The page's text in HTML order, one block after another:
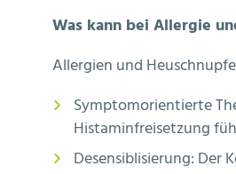
Was kann bei Allergie
Allergien und
Symptomorientierte
Histaminfreisetzung
Desensiblisierung: Der